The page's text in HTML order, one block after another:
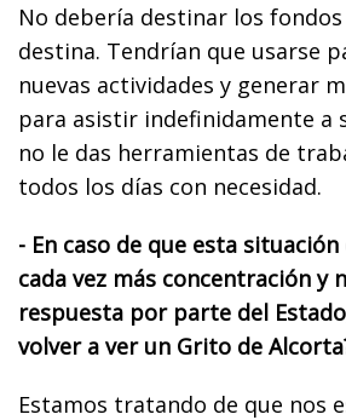
No debería destinar los
destina. Tendrían que usarse
nuevas actividades y generar
para asistir indefinidamente a
no le das herramientas de
todos los días con necesidad.
- En caso de que esta
cada vez más concentración y
respuesta por parte del
volver a ver un Grito de
Estamos tratando de que nos